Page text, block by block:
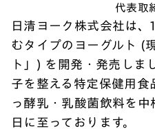
代表取
日清ヨーク株式会社は
むタイプのヨーグルト (
ト」) を開発・発売しま
子を整える特定保健用食
っ酵乳・乳酸菌飲料を
日に至っております。